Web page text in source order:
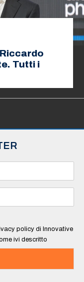
Tutti i
policy di Innovative
ivi descritto